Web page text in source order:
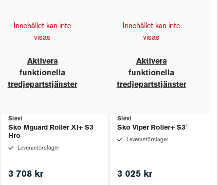
Innehållet kan inte
visas
Aktivera
funktionella
tredjepartstjänster
Sievi
Sko Mguard Roller Xl+ S3
Hro
Leverantörslager
3 708 kr
Innehållet kan inte
visas
Aktivera
funktionella
tredjepartstjänster
Sievi
Sko Viper Roller+ S3'
Leverantörslager
3 025 kr